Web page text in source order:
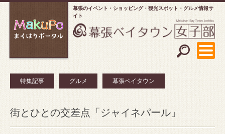
幕張のイベント・ショッピング
観光スポット・グルメ情報サ
イト
特集記事 グルメ 幕張ベイタウン
街とひとの交差点「ジャイネパール」